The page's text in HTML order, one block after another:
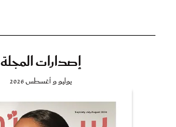
إصدارات المجلة
يوليو و أغسطس 2026